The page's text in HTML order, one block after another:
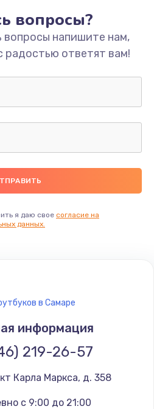
вопросы?
вопросы напишите нам,
радостью ответят вам!
я даю свое согласие на
данных.
в Самаре
информация
219-26-57
Карла Маркса, д. 358
с 9:00 до 21:00